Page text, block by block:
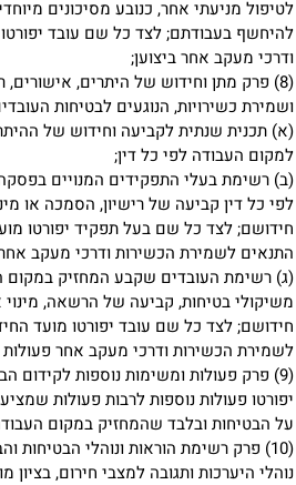
לטיפול מניעתי אחר, כנובע מסיכונים
להיחשף בעבודתם; לצד כל שם עובד יפורטו
ודרכי מעקב אחר ביצוען;
(8) פרק מתן וחידוש של היתרים, אישורים,
ושמירת כשירויות, הנוגעים לבטיחות
(א) תכנית שנתית לקביעה וחידוש של
למקום העבודה לפי כל דין;
לפי כל דין קביעה של רישיון, הסמכה או
חידושם; לצד כל שם בעל תפקיד יפורטו
התנאים לשמירת הכשירות ודרכי מעקב
(ג) רשימת העובדים שקבע המחזיק
משיקולי בטיחות, קביעה של הרשאה,
חידושם; לצד כל שם עובד יפורטו מועד
לשמירת הכשירות ודרכי מעקב אחר
(9) פרק פעולות ומשימות נוספות לקידום
יפורטו פעולות נוספות לרבות פעולות
על הבטיחות ובלבד שהמחזיק במקום
(10) פרק רשימת הוראות ונוהלי הבטיחות
נוהלי היערכות ותגובה למצבי חירום, בציון